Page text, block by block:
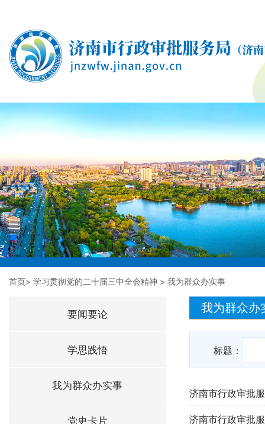
首页> 学习贯彻党的二十届三中全会精神 > 我为群众办实事
要闻要论
学思践悟
我为群众办实事
党史卡片
我为群众办
标题：
济南市行政审批
济南市行政审批